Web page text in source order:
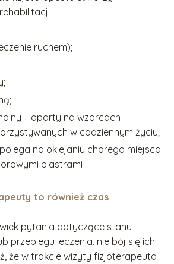
ruchem);
– oparty na wzorcach
w codziennym życiu;
na oklejaniu chorego miejsca
plastrami
to również czas
pytania dotyczące stanu
przebiegu leczenia, nie bój się ich
że w trakcie wizyty fizjoterapeuta